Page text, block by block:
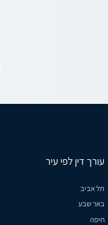
עורך דין לפי עיר
תל אביב
באר שבע
חיפה